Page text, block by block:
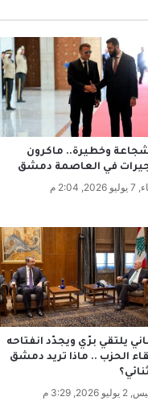
شجاعة وخطيرة.. ماكرون
في العاصمة دمشق
2:04 م
يلتقي برّي ويجدّد انفتاحه
الحزب .. ماذا تريد دمشق
2026, 3:29 م